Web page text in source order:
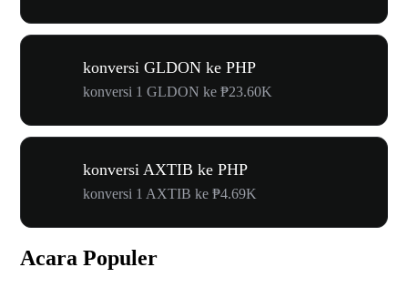
konversi GLDON ke PHP
konversi 1 GLDON ke ₱23.60K
konversi AXTIB ke PHP
konversi 1 AXTIB ke ₱4.69K
Acara Populer